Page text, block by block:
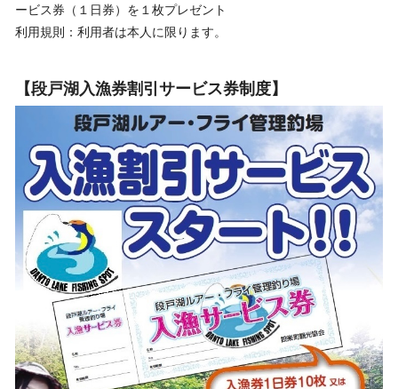
ービス券（１日券）を１枚プレゼント
利用規則：利用者は本人に限ります。
【段戸湖入漁券割引サービス券制度】